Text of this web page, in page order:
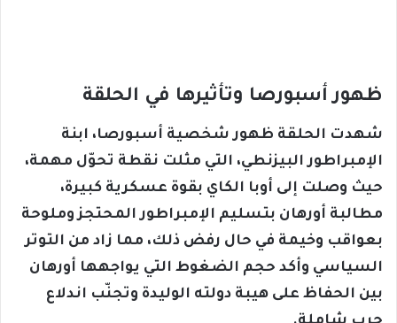
ظهور أسبورصا وتأثيرها في الحلقة
شهدت الحلقة ظهور شخصية أسبورصا، ابنة
الإمبراطور البيزنطي، التي مثلت نقطة تحوّل مهمة،
حيث وصلت إلى أوبا الكاي بقوة عسكرية كبيرة،
مطالبة أورهان بتسليم الإمبراطور المحتجز وملوحة
بعواقب وخيمة في حال رفض ذلك، مما زاد من التوتر
السياسي وأكد حجم الضغوط التي يواجهها أورهان
بين الحفاظ على هيبة دولته الوليدة وتجنّب اندلاع